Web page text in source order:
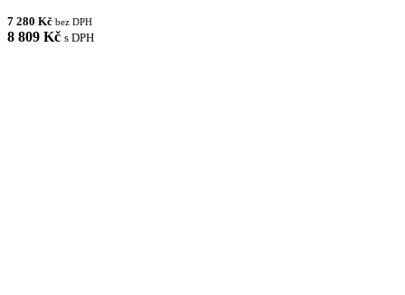
7 280 Kč bez DPH
8 809 Kč s DPH